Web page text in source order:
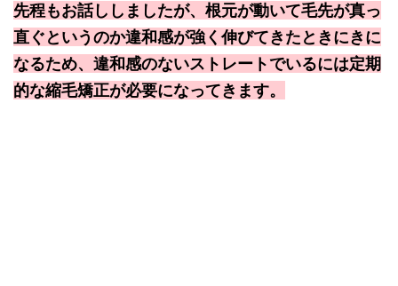
先程もお話ししましたが、根元が動いて毛先が真っ
直ぐというのか違和感が強く伸びてきたときにきに
なるため、違和感のないストレートでいるには定期
的な縮毛矯正が必要になってきます。